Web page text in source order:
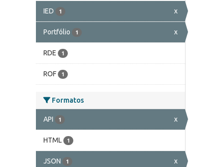
IED 1 x
Portfólio 1 x
RDE 1
ROF 1
Formatos
API 1 x
HTML 1
JSON 1 x